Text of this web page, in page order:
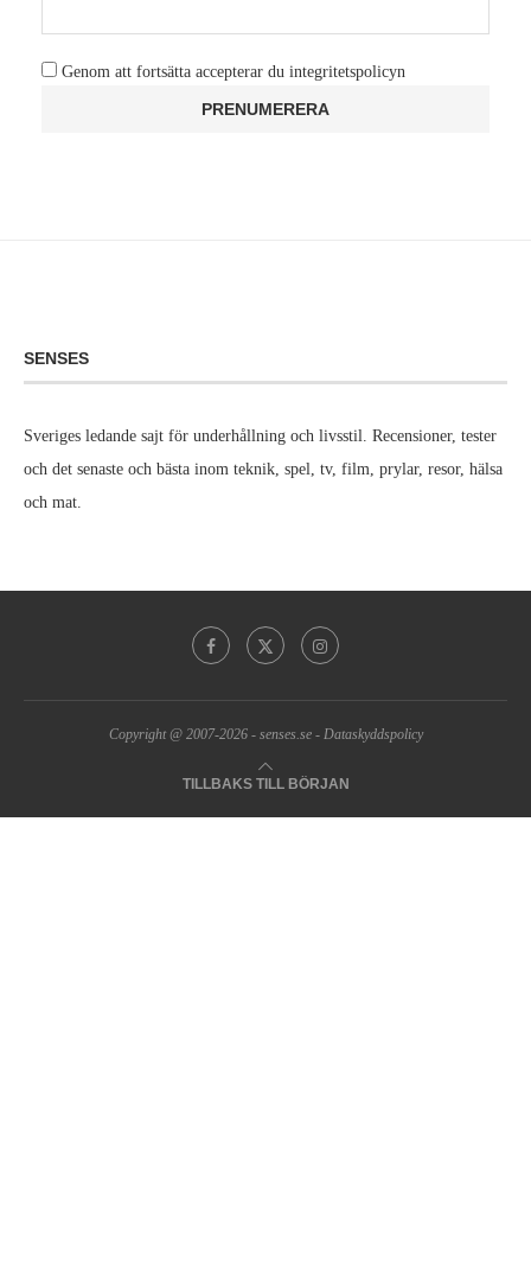
Genom att fortsätta accepterar du integritetspolicyn
SENSES
Sveriges ledande sajt för underhållning och livsstil. Recensioner, tester
och det senaste och bästa inom teknik, spel, tv, film, prylar, resor, hälsa
och mat.
Copyright @ 2007-2026 - senses.se- Dataskyddspolicy
TILLBAKS TILL BÖRJAN